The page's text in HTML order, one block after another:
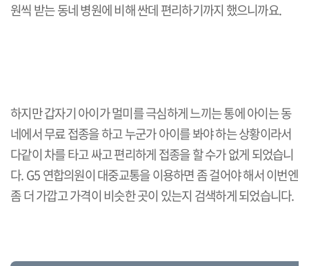
원씩 받는 동네 병원에 비해 싼데 편리하기까지 했으니까요.
하지만 갑자기 아이가 멀미를 극심하게 느끼는 통에 아이는 동
네에서 무료 접종을 하고 누군가 아이를 봐야 하는 상황이라서
다같이 차를 타고 싸고 편리하게 접종을 할 수가 없게 되었습니
다. G5 연합의원이 대중교통을 이용하면 좀 걸어야 해서 이번엔
좀 더 가깝고 가격이 비슷한 곳이 있는지 검색하게 되었습니다.